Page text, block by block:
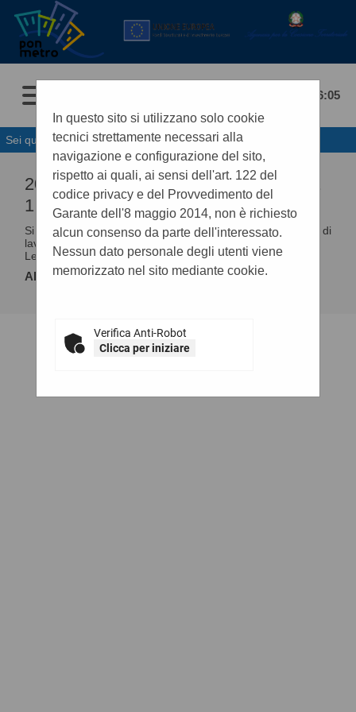
07/08/2026 16:05
Sei qui: Home» Procedure fino al 31/12/2023
In questo sito si utilizzano solo cookie
tecnici strettamente necessari alla
navigazione e configurazione del sito,
rispetto ai quali, ai sensi dell'art. 122 del
codice privacy e del Provvedimento del
Garante dell'8 maggio 2014, non è richiesto
alcun consenso da parte dell'interessato.
Nessun dato personale degli utenti viene
memorizzato nel sito mediante cookie.
Verifica Anti-Robot
Clicca per iniziare
2018 - PROSPETTO ANNUALE (ART.
1 C. 32 L.190 DEL 6/11/2012)
Si riporta nel seguito la tabella riassuntiva degli affidamenti di
lavori, servizi e forniture (Adempimenti art.1 comma 32
Legge 190/2012)per l'anno 2018.
Allegati